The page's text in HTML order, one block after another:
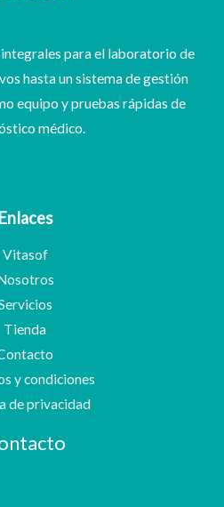
para el laboratorio de
hasta un sistema de gestión
equipo y pruebas rápidas de
médico.
Enlaces
Vitasof
Tienda
y condiciones
de privacidad